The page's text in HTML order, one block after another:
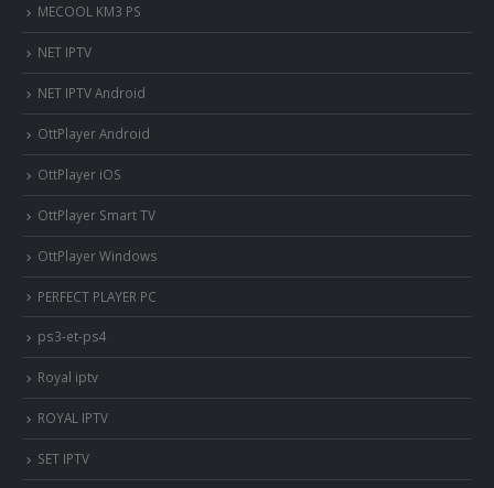
MECOOL KM3 PS
NET IPTV
NET IPTV Android
OttPlayer Android
OttPlayer iOS
OttPlayer Smart TV
OttPlayer Windows
PERFECT PLAYER PC
ps3-et-ps4
Royal iptv
ROYAL IPTV
SET IPTV